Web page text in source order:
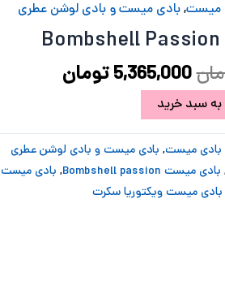
میست,بادی میست و بادی لوشن عطری
بود.
5,365,000تومان
است.
به سبد خرید
بادی میست, بادی میست و بادی لوشن عطری
بادی میست Bombshell passion , بادی میست Victoria's secret
بادی میست ویکتوریا سکرت